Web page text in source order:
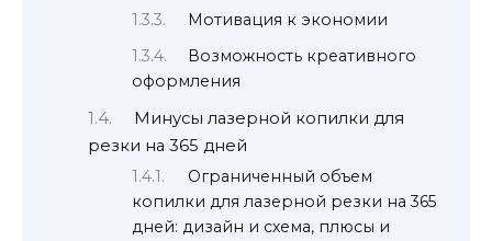
Мотивация к экономии
Возможность креативного
оформления
Минусы лазерной копилки для
резки на 365 дней
Ограниченный объем
копилки для лазерной резки на 365
дней: дизайн и схема, плюсы и